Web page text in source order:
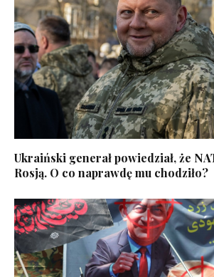
Ukraiński generał powiedział, że
Rosją. O co naprawdę mu chodziło?